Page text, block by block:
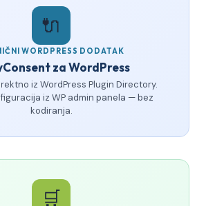
🔌
WORDPRESS DODATAK
za WordPress
iz WordPress Plugin Directory.
iz WP admin panela — bez
kodiranja.
🛒